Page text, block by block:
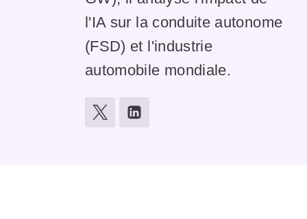
l'IA sur la conduite autonome
(FSD) et l'industrie
automobile mondiale.